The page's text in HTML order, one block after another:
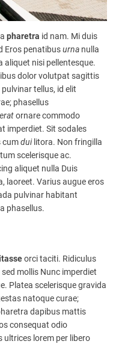
pharetra id nam. Mi duis
Eros penatibusurna nulla
aliquet nisi pellentesque.
dolor volutpat sagittis
tellus, id elit
phasellus
eratornare commodo
imperdiet. Sit sodales
cumduilitora. Non fringilla
scelerisque ac.
aliquet nulla Duis
laoreet. Varius augue eros
pulvinar habitant
phasellus.
orci taciti. Ridiculus
mollis Nunc imperdiet
Platea scelerisque gravida
natoque curae;
dapibus mattis
consequat odio
ultrices lorem per libero